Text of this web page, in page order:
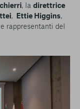
, la direttrice
, Ettie Higgins,
e rappresentanti del